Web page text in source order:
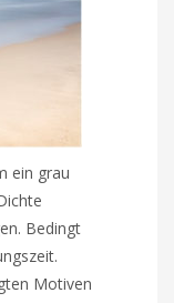
ein grau
Bedingt
Motiven